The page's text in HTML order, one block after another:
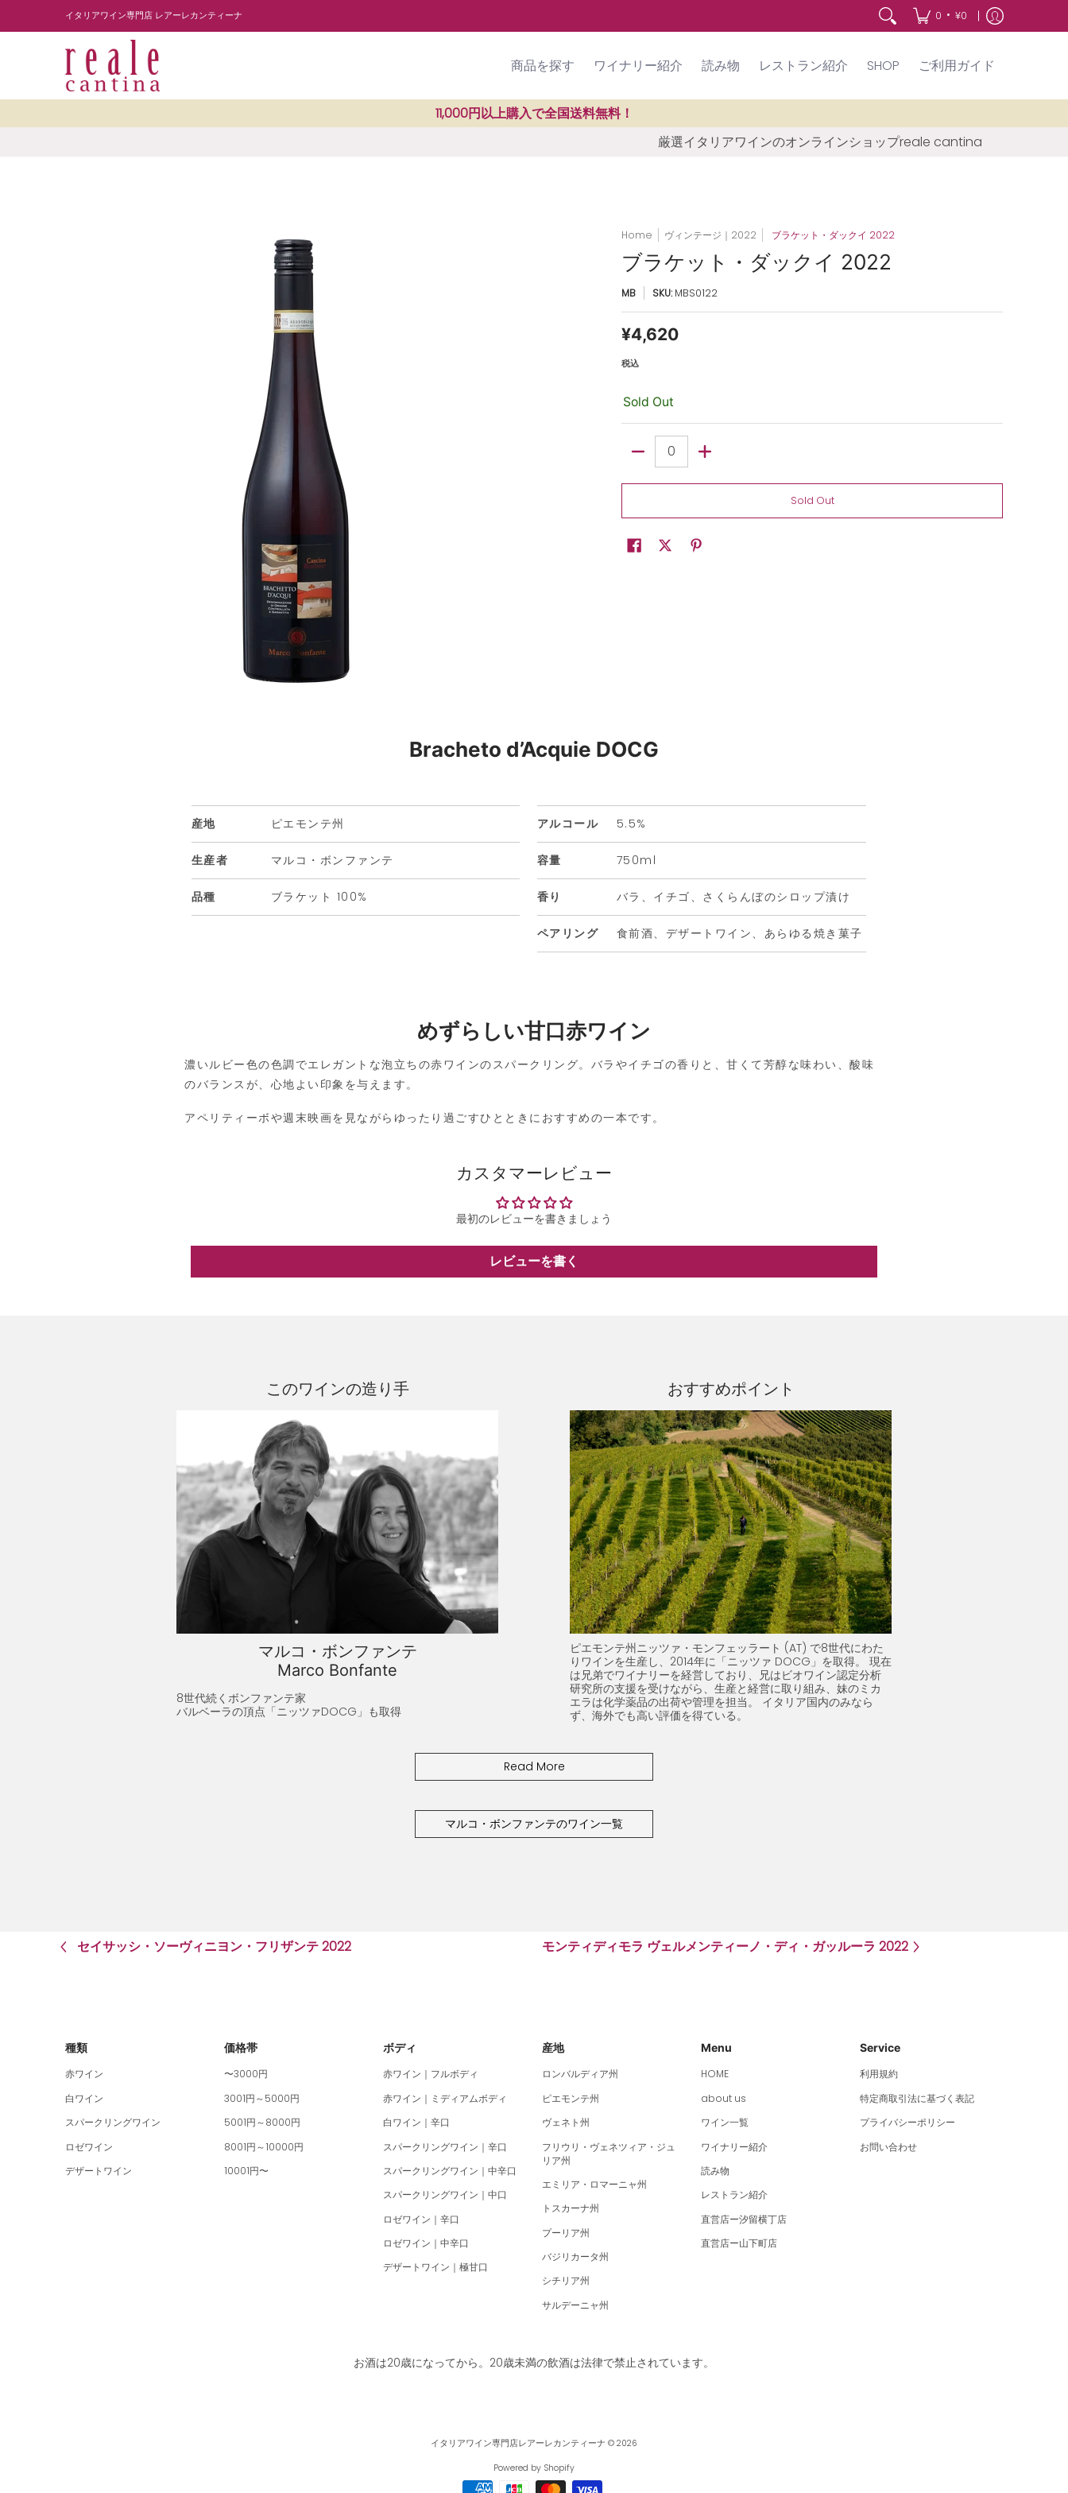
Skip to Main Content商品を探す
イタリアワイン専門店 レアーレカンティーナ 0 • ¥0
商品を探す ワイナリー紹介 読み物 レストラン紹介 SHOP ご利用ガイド
11,000円以上購入で全国送料無料！
厳選イタリアワインのオンラインショップreale cantina
Home ヴィンテージ｜2022 ブラケット・ダックイ 2022
ブラケット・ダックイ 2022
MB SKU:MBS0122
¥4,620
税込
Sold Out
数量
Sold Out
Bracheto d’Acquie DOCG
産地 ピエモンテ州
生産者 マルコ・ボンファンテ
品種 ブラケット 100%
アルコール 5.5%
容量 750ml
香り バラ、イチゴ、さくらんぼのシロップ漬け
ペアリング 食前酒、デザートワイン、あらゆる焼き菓子
めずらしい甘口赤ワイン
濃いルビー色の色調でエレガントな泡立ちの赤ワインのスパークリング。バラやイチゴの香りと、甘くて芳醇な味わい、酸味
のバランスが、心地よい印象を与えます。
アペリティーボや週末映画を見ながらゆったり過ごすひとときにおすすめの一本です。
カスタマーレビュー
最初のレビューを書きましょう
レビューを書く
このワインの造り手
マルコ・ボンファンテ
Marco Bonfante
8世代続くボンファンテ家
バルベーラの頂点「ニッツァDOCG」も取得
おすすめポイント
ピエモンテ州ニッツァ・モンフェッラート (AT) で8世代にわた
りワインを生産し、2014年に「ニッツァ DOCG」を取得。 現在
は兄弟でワイナリーを経営しており、兄はビオワイン認定分析
研究所の支援を受けながら、生産と経営に取り組み、妹のミカ
エラは化学薬品の出荷や管理を担当。 イタリア国内のみなら
ず、海外でも高い評価を得ている。
Read More
マルコ・ボンファンテのワイン一覧
セイサッシ・ソーヴィニヨン・フリザンテ 2022 モンティディモラ ヴェルメンティーノ・ディ・ガッルーラ 2022
種類
赤ワイン
白ワイン
スパークリングワイン
ロゼワイン
デザートワイン
価格帯
〜3000円
3001円～5000円
5001円～8000円
8001円～10000円
10001円〜
ボディ
赤ワイン｜フルボディ
赤ワイン｜ミディアムボディ
白ワイン｜辛口
スパークリングワイン｜辛口
スパークリングワイン｜中辛口
スパークリングワイン｜中口
ロゼワイン｜辛口
ロゼワイン｜中辛口
デザートワイン｜極甘口
産地
ロンバルディア州
ピエモンテ州
ヴェネト州
フリウリ・ヴェネツィア・ジュ
リア州
エミリア・ロマーニャ州
トスカーナ州
プーリア州
バジリカータ州
シチリア州
サルデーニャ州
Menu
HOME
about us
ワイン一覧
ワイナリー紹介
読み物
レストラン紹介
直営店ー汐留横丁店
直営店ー山下町店
Service
利用規約
特定商取引法に基づく表記
プライバシーポリシー
お問い合わせ
お酒は20歳になってから。20歳未満の飲酒は法律で禁止されています。
イタリアワイン専門店レアーレカンティーナ © 2026
Powered by Shopify